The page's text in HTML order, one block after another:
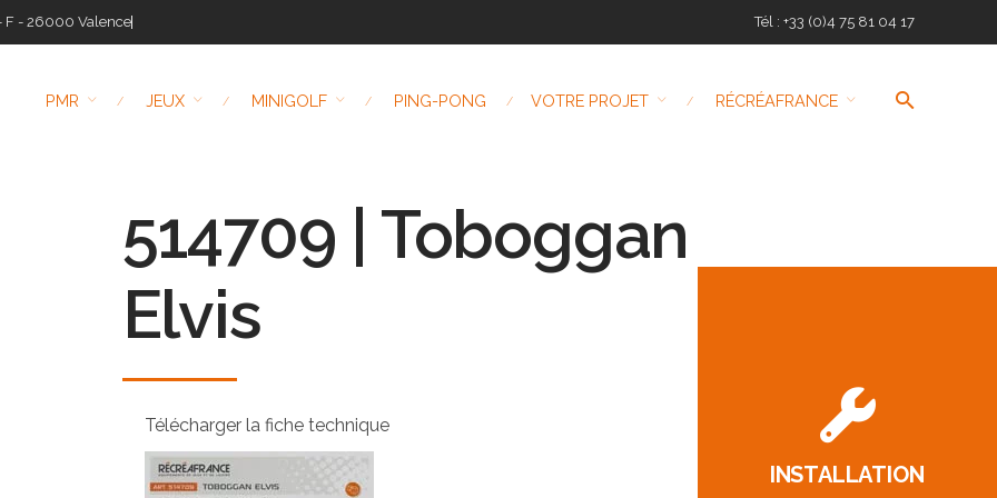
F - 26000 Valence Tél : +33 (0)4 75 81 04 17
PMR JEUX MINIGOLF PING-PONG VOTRE PROJET RÉCRÉAFRANCE
514709 | Toboggan
Elvis
Télécharger la fiche technique
INSTALLATION